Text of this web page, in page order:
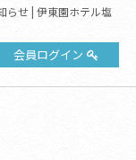
らせ | 伊東園ホテル塩
会員ログイン